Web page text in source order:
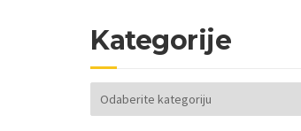
Kategorije